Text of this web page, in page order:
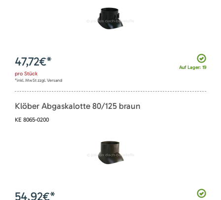
Auf Lager: 19
47,72€*
pro Stück
*inkl. MwSt zzgl. Versand
Klöber Abgaskalotte 80/125 braun
KE 8065-0200
54,92€*